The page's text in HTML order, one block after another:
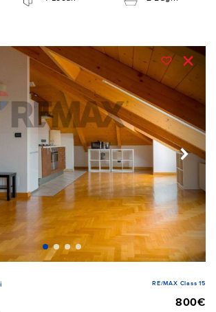
RE/MAX Class 15
800€